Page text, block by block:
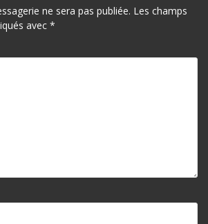
ne sera pas publiée. Les champs
avec *